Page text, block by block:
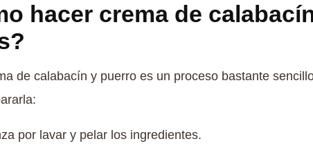
hacer crema de
de calabacín y puerro es un proceso bastante
por lavar y pelar los ingredientes.